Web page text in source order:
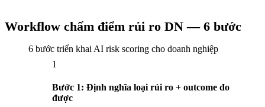
Workflow chấm điểm rủi ro DN — 6 bước
6 bước triển khai AI risk scoring cho doanh nghiệp
1
Bước 1: Định nghĩa loại rủi ro + outcome đo
được